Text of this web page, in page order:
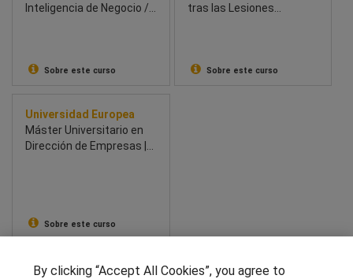
Inteligencia de Negocio /
Sobre este curso
tras las Lesiones
Sobre este curso
Universidad Europea
Máster Universitario en
Dirección de Empresas |
Sobre este curso
SÍGUENOS EN LAS REDES
By clicking “Accept All Cookies”, you agree to